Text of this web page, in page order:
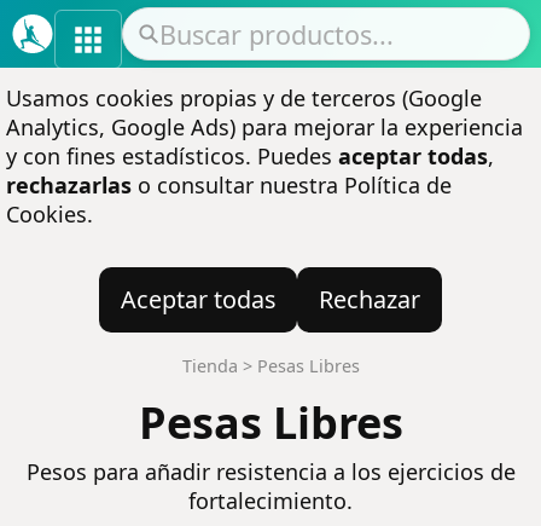
Usamos cookies propias y de terceros (Google
Analytics, Google Ads) para mejorar la experiencia
y con fines estadísticos. Puedes aceptar todas,
rechazarlaso consultar nuestra Política de
Cookies.
Aceptar todas Rechazar
Tienda > Pesas Libres
Pesas Libres
Pesos para añadir resistencia a los ejercicios de
fortalecimiento.